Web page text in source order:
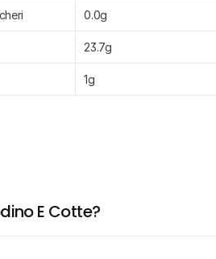
0.0g
23.7g
1g
E Cotte?